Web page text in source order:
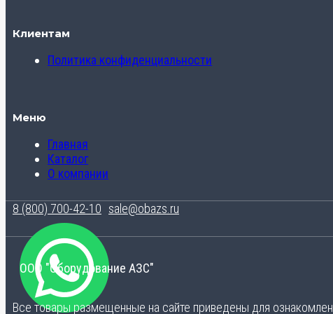
Клиентам
Политика конфиденциальности
Меню
Главная
Каталог
О компании
8 (800) 700-42-10 sale@obazs.ru
ООО "Оборудование АЗС"
Все товары размещенные на сайте приведены для